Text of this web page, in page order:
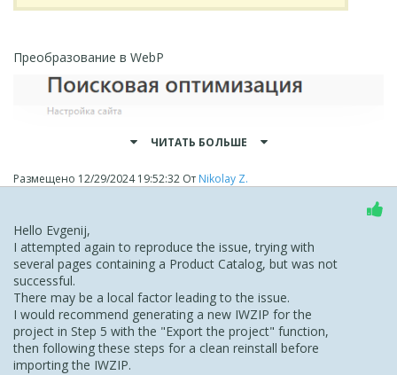
Преобразование в WebP
ЧИТАТЬ БОЛЬШЕ
Размещено 12/29/2024 19:52:32 От Nikolay Z.
Hello Evgenij,
I attempted again to reproduce the issue, trying with
several pages containing a Product Catalog, but was not
successful.
There may be a local factor leading to the issue.
I would recommend generating a new IWZIP for the
project in Step 5 with the "Export the project" function,
then following these steps for a clean reinstall before
importing the IWZIP.